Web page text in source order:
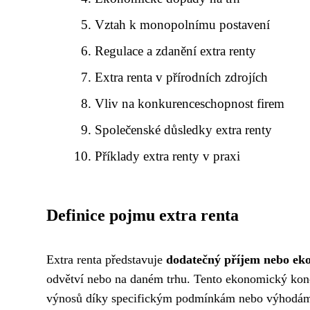
Vztah k monopolnímu postavení
Regulace a zdanění extra renty
Extra renta v přírodních zdrojích
Vliv na konkurenceschopnost firem
Společenské důsledky extra renty
Příklady extra renty v praxi
Definice pojmu extra renta
Extra renta představuje dodatečný příjem nebo
odvětví nebo na daném trhu. Tento ekonomický
výnosů díky specifickým podmínkám nebo